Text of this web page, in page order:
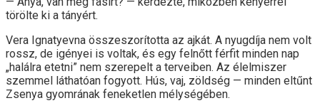
törölte ki a tányért.
Vera Ignatyevna összeszorította az ajkát. A nyugdíja nem volt
rossz, de igényei is voltak, és egy felnőtt férfit minden nap
„halálra etetni” nem szerepelt a terveiben. Az élelmiszer
szemmel láthatóan fogyott. Hús, vaj, zöldség — minden eltűnt
Zsenya gyomrának feneketlen mélységében.